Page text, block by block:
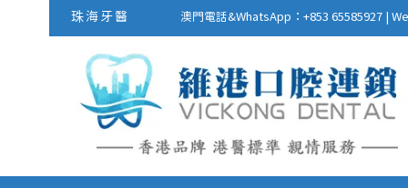
珠海牙醫 澳門電話&WhatsApp：+853 65585927 |